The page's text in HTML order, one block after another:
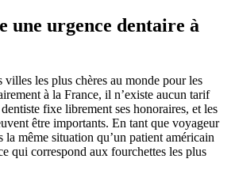
une urgence dentaire à
villes les plus chères au monde pour les
à la France, il n’existe aucun tarif
fixe librement ses honoraires, et les
être importants. En tant que voyageur
la même situation qu’un patient américain
qui correspond aux fourchettes les plus